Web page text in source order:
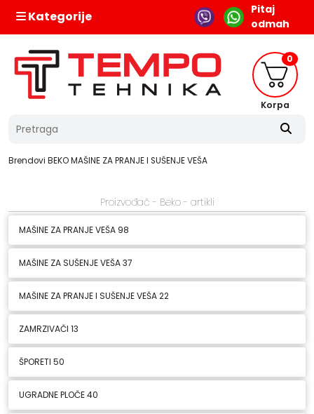
Kategorije
Pitaj
odmah
0
Korpa
Brendovi BEKOMAŠINE ZA PRANJE I SUŠENJE VEŠA
Proizvođač - Beko - artikli
MAŠINE ZA PRANJE VEŠA 98
MAŠINE ZA SUŠENJE VEŠA37
MAŠINE ZA PRANJE I SUŠENJE VEŠA22
ZAMRZIVAČI 13
ŠPORETI 50
UGRADNE PLOČE40